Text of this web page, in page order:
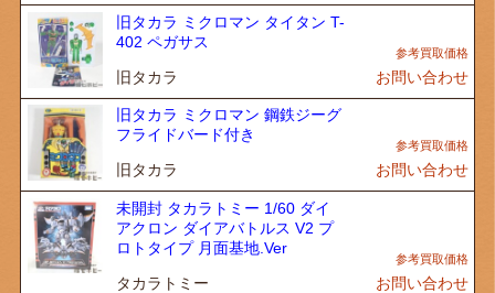
旧タカラ ミクロマン タイタン T-
402 ペガサス
旧タカラ お問い合わせ
旧タカラ ミクロマン 鋼鉄ジーグ
フライドバード付き
旧タカラ お問い合わせ
未開封 タカラトミー 1/60 ダイ
アクロン ダイアバトルス V2 プ
ロトタイプ 月面基地.Ver
タカラトミー お問い合わせ